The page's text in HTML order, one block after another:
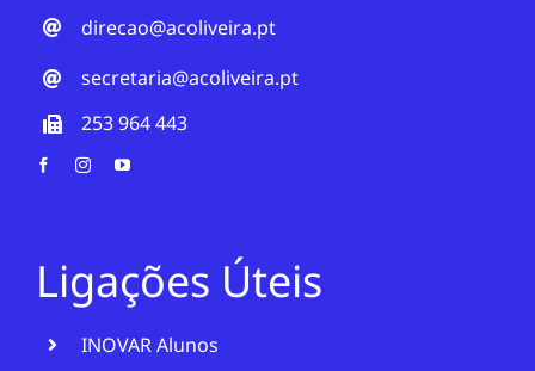
direcao@acoliveira.pt
secretaria@acoliveira.pt
253 964 443
Ligações Úteis
INOVAR Alunos